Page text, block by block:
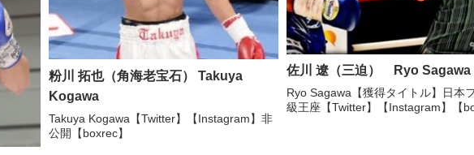
粉川 拓也（角海老宝石） Takuya
Kogawa
Takuya Kogawa【Twitter】【Instagram】非
公開【boxrec】
佐川 遼（三迫） Ryo Sagawa
Ryo Sagawa【獲得タイトル】日本
級王座【Twitter】【Instagram】【